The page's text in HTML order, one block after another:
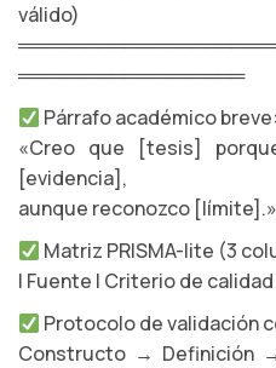
válido)
═════════════════
Párrafo académico breve:
«Creo que [tesis]
[evidencia],
aunque reconozco
Matriz PRISMA-lite (3
| Fuente | Criterio de
Protocolo de validación
Constructo → Definición